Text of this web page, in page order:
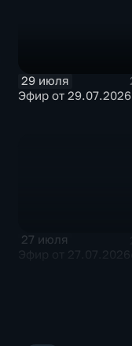
29 июля
Эфир от
27 июля